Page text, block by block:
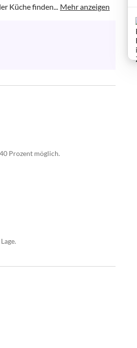
Küche finden... Mehr anzeigen
Prozent möglich.